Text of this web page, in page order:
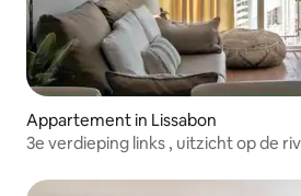
Appartement in Lissabon
3e verdieping links , uitzicht op de